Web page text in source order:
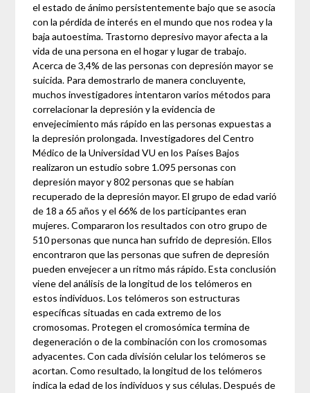
el estado de ánimo persistentemente bajo que se asocia
con la pérdida de interés en el mundo que nos rodea y la
baja autoestima. Trastorno depresivo mayor afecta a la
vida de una persona en el hogar y lugar de trabajo.
Acerca de 3,4% de las personas con depresión mayor se
suicida. Para demostrarlo de manera concluyente,
muchos investigadores intentaron varios métodos para
correlacionar la depresión y la evidencia de
envejecimiento más rápido en las personas expuestas a
la depresión prolongada. Investigadores del Centro
Médico de la Universidad VU en los Países Bajos
realizaron un estudio sobre 1.095 personas con
depresión mayor y 802 personas que se habían
recuperado de la depresión mayor. El grupo de edad varió
de 18 a 65 años y el 66% de los participantes eran
mujeres. Compararon los resultados con otro grupo de
510 personas que nunca han sufrido de depresión. Ellos
encontraron que las personas que sufren de depresión
pueden envejecer a un ritmo más rápido. Esta conclusión
viene del análisis de la longitud de los telómeros en
estos individuos. Los telómeros son estructuras
específicas situadas en cada extremo de los
cromosomas. Protegen el cromosómica termina de
degeneración o de la combinación con los cromosomas
adyacentes. Con cada división celular los telómeros se
acortan. Como resultado, la longitud de los telómeros
indica la edad de los individuos y sus células. Después de